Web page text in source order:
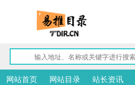
网站首页 网站目录 站长资讯